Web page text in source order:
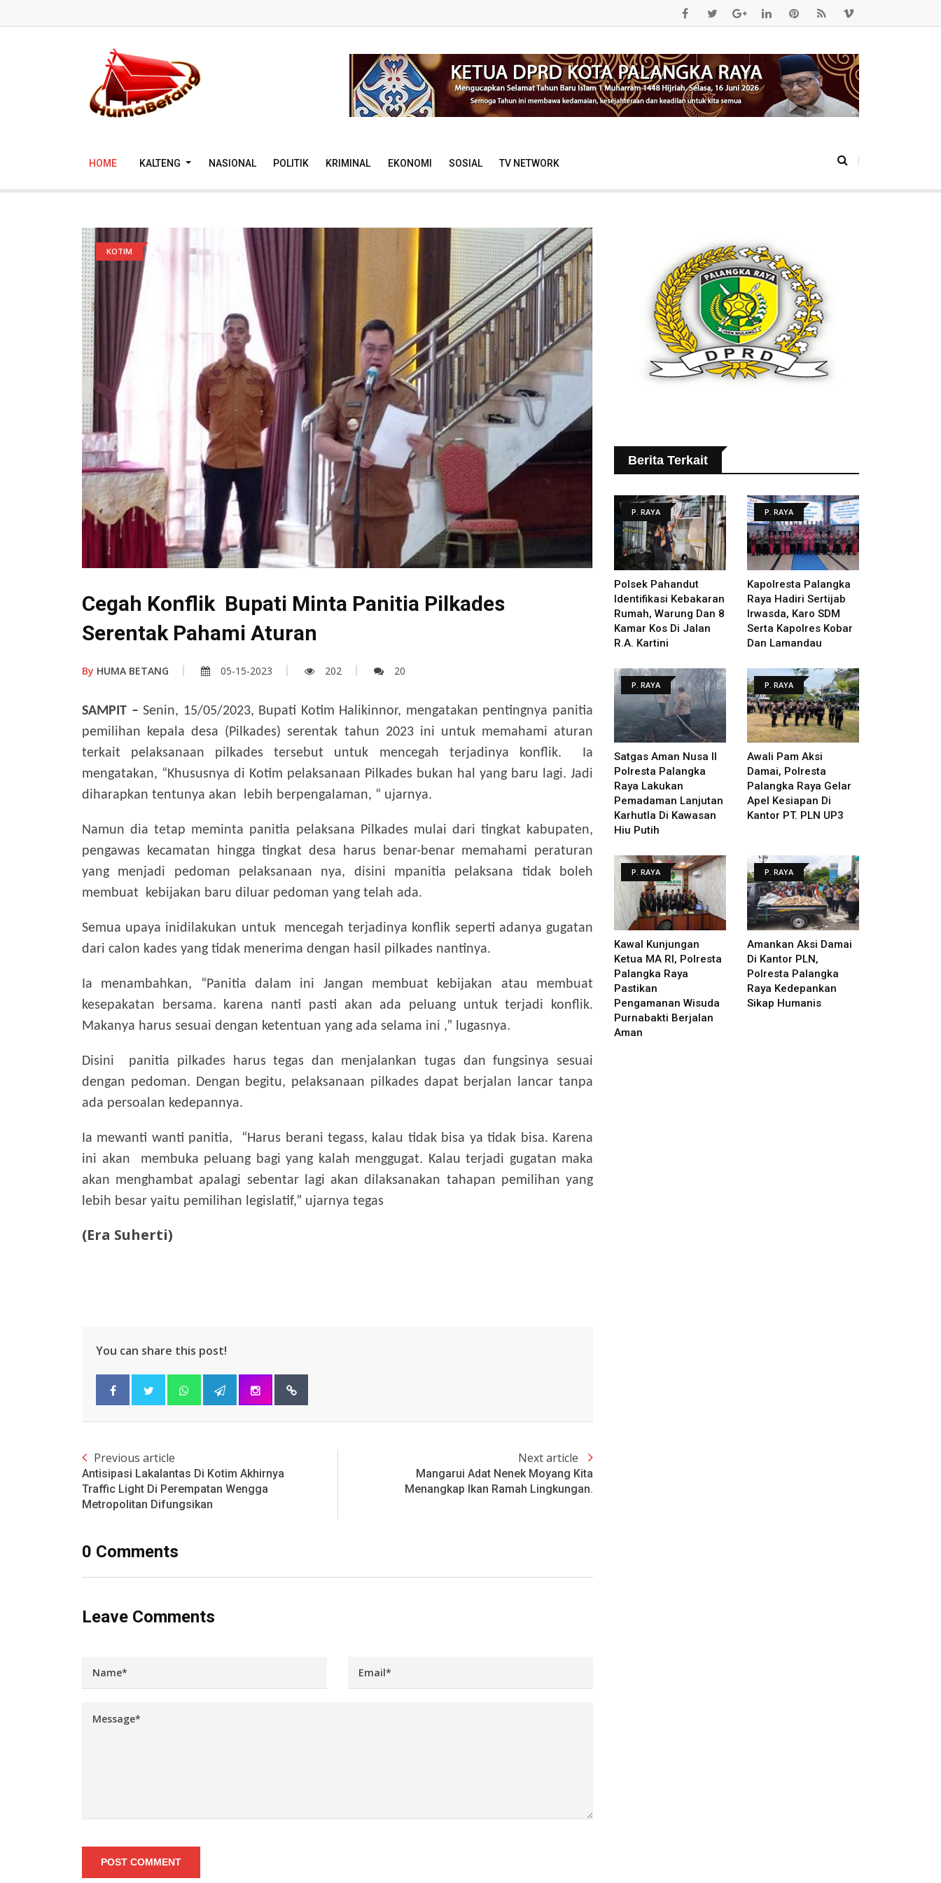
HOME KALTENG NASIONAL POLITIK KRIMINAL EKONOMI SOSIAL TV NETWORK
KOTIM
Cegah Konflik Bupati Minta Panitia Pilkades
Serentak Pahami Aturan
By HUMA BETANG 05-15-2023 202 20
SAMPIT – Senin, 15/05/2023, Bupati Kotim Halikinnor, mengatakan pentingnya panitia
pemilihan kepala desa (Pilkades) serentak tahun 2023 ini untuk memahami aturan
terkait pelaksanaan pilkades tersebut untuk mencegah terjadinya konflik. Ia
mengatakan, “Khususnya di Kotim pelaksanaan Pilkades bukan hal yang baru lagi. Jadi
diharapkan tentunya akan lebih berpengalaman, “ ujarnya.
Namun dia tetap meminta panitia pelaksana Pilkades mulai dari tingkat kabupaten,
pengawas kecamatan hingga tingkat desa harus benar-benar memahami peraturan
yang menjadi pedoman pelaksanaan nya, disini mpanitia pelaksana tidak boleh
membuat kebijakan baru diluar pedoman yang telah ada.
Semua upaya inidilakukan untuk mencegah terjadinya konflik seperti adanya gugatan
dari calon kades yang tidak menerima dengan hasil pilkades nantinya.
Ia menambahkan, “Panitia dalam ini Jangan membuat kebijakan atau membuat
kesepakatan bersama. karena nanti pasti akan ada peluang untuk terjadi konflik.
Makanya harus sesuai dengan ketentuan yang ada selama ini ,” lugasnya.
Disini panitia pilkades harus tegas dan menjalankan tugas dan fungsinya sesuai
dengan pedoman. Dengan begitu, pelaksanaan pilkades dapat berjalan lancar tanpa
ada persoalan kedepannya.
Ia mewanti wanti panitia, “Harus berani tegass, kalau tidak bisa ya tidak bisa. Karena
ini akan membuka peluang bagi yang kalah menggugat. Kalau terjadi gugatan maka
akan menghambat apalagi sebentar lagi akan dilaksanakan tahapan pemilihan yang
lebih besar yaitu pemilihan legislatif,” ujarnya tegas
(Era Suherti)
You can share this post!
Previous article
Antisipasi Lakalantas Di Kotim Akhirnya
Traffic Light Di Perempatan Wengga
Metropolitan Difungsikan
Next article
Mangarui Adat Nenek Moyang Kita
Menangkap Ikan Ramah Lingkungan.
0 Comments
Leave Comments
POST COMMENT
Berita Terkait
P. RAYA
Polsek Pahandut
Identifikasi Kebakaran
Rumah, Warung Dan 8
Kamar Kos Di Jalan
R.A. Kartini
P. RAYA
Kapolresta Palangka
Raya Hadiri Sertijab
Irwasda, Karo SDM
Serta Kapolres Kobar
Dan Lamandau
P. RAYA
Satgas Aman Nusa II
Polresta Palangka
Raya Lakukan
Pemadaman Lanjutan
Karhutla Di Kawasan
Hiu Putih
P. RAYA
Awali Pam Aksi
Damai, Polresta
Palangka Raya Gelar
Apel Kesiapan Di
Kantor PT. PLN UP3
P. RAYA
Kawal Kunjungan
Ketua MA RI, Polresta
Palangka Raya
Pastikan
Pengamanan Wisuda
Purnabakti Berjalan
Aman
P. RAYA
Amankan Aksi Damai
Di Kantor PLN,
Polresta Palangka
Raya Kedepankan
Sikap Humanis